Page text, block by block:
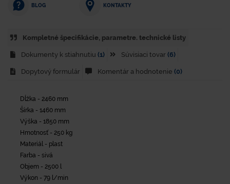
BLOG KONTAKTY
Kompletné špecifikácie, parametre. technické listy
Dokumenty k stiahnutiu (1) Súvisiaci tovar (6)
Dopytový formulár Komentár a hodnotenie (0)
Dĺžka - 2460 mm
Šírka - 1460 mm
Výška - 1850 mm
Hmotnosť - 250 kg
Materiál - plast
Farba - sivá
Objem - 2500 l
Výkon - 79 l/min